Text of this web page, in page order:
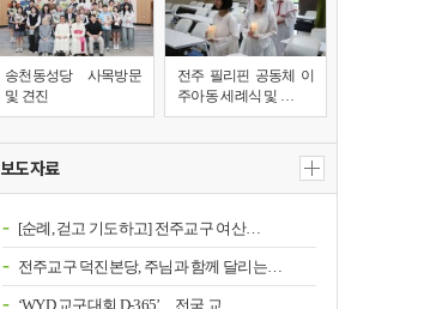
송천동성당 사목방문
및 견진
전주 필리핀 공동체 이
주아동 세례식 및 …
보도자료
[순례, 걷고 기도하고] 전주교구 여산…
전주교구 덕진본당, 주님과 함께 달리는…
‘WYD 교구대회 D-365’…전국 교…